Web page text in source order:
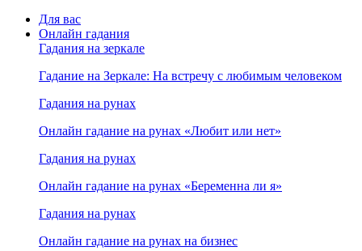
Для вас
Онлайн гадания
Гадания на зеркале
Гадание на Зеркале: На встречу с любимым человеком
Гадания на рунах
Онлайн гадание на рунах «Любит или нет»
Гадания на рунах
Онлайн гадание на рунах «Беременна ли я»
Гадания на рунах
Онлайн гадание на рунах на бизнес